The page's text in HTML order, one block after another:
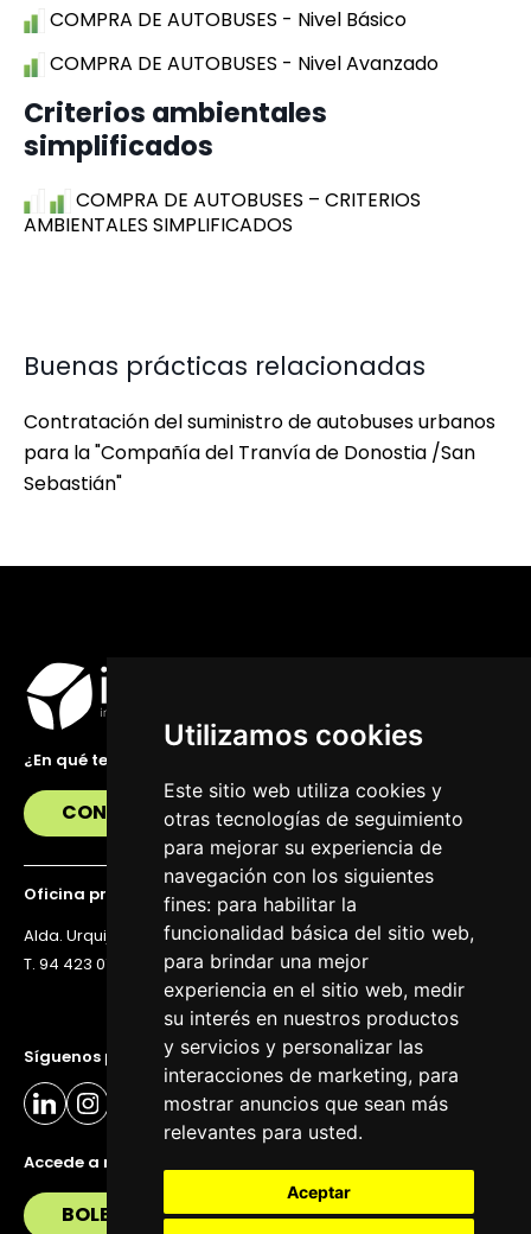
Utilizamos cookies
Este sitio web utiliza cookies y
otras tecnologías de seguimiento
para mejorar su experiencia de
navegación con los siguientes
fines: para habilitar la
funcionalidad básica del sitio web,
para brindar una mejor
experiencia en el sitio web, medir
su interés en nuestros productos
y servicios y personalizar las
interacciones de marketing, para
mostrar anuncios que sean más
relevantes para usted.
Aceptar
COMPRA DE AUTOBUSES - Nivel Básico
COMPRA DE AUTOBUSES - Nivel Avanzado
Criterios ambientales
simplificados
COMPRA DE AUTOBUSES – CRITERIOS
AMBIENTALES SIMPLIFICADOS
Buenas prácticas relacionadas
Contratación del suministro de autobuses urbanos
para la "Compañía del Tranvía de Donostia /San
Sebastián"
Síguenos para estar al día
Accede a nuestra newsletter
BOLETÍN
¿En qué te podemos ayudar?
CONTÁCTANOS
Oficina principal
Alda. Urquijo 36, 6ª planta, 48011 Bilbao
T. 94 423 07 43